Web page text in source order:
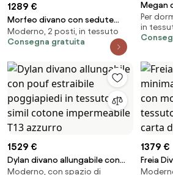
1289 €
Morfeo divano con sedute
estraibili in morbido tessuto
impermeabile T02 carta da
Moderno, 2 posti, in tessuto
Consegna gratuita
Megan
Per
in
1529 €
Dylan divano allungabile con
pouf estraibile poggiapiedi in
Moderno, con spazio di
1379 €
Freia